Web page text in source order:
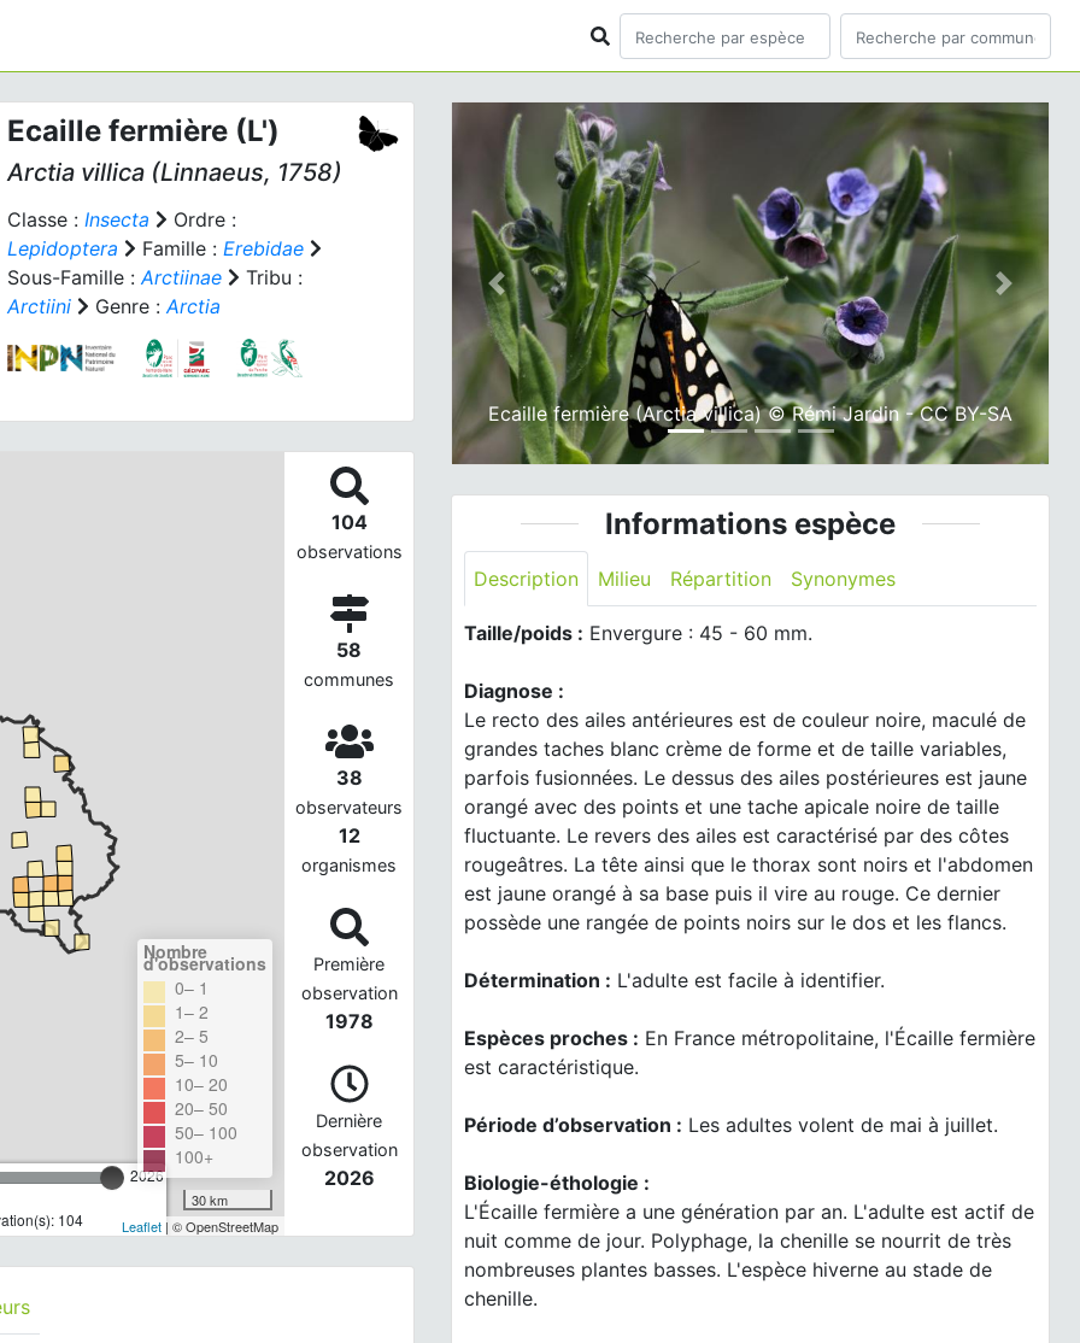
Ecaille fermière (L')
Arctia villica(Linnaeus, 1758)
Classe : Insecta
Ordre :
Lepidoptera
Famille : Erebidae
Sous-Famille :Arctiinae
Tribu :
Arctiini
Genre :Arctia
2026
104
Nombre
d'observations
0– 1
1– 2
2– 5
5– 10
10– 20
20– 50
50– 100
100+
30 km
Leaflet| © OpenStreetMap
104
observations
58
communes
38
observateurs
12
organismes
Première
observation
1978
Dernière
observation
2026
Ecaille fermière (Arctia villica) © Rémi Jardin - CC BY-SA
Previous Next
Informations espèce
Description Milieu Répartition Synonymes
Taille/poids : Envergure : 45 - 60 mm.
Diagnose :
Le recto des ailes antérieures est de couleur noire, maculé de
grandes taches blanc crème de forme et de taille variables,
parfois fusionnées. Le dessus des ailes postérieures est jaune
orangé avec des points et une tache apicale noire de taille
fluctuante. Le revers des ailes est caractérisé par des côtes
rougeâtres. La tête ainsi que le thorax sont noirs et l'abdomen
est jaune orangé à sa base puis il vire au rouge. Ce dernier
possède une rangée de points noirs sur le dos et les flancs.
Détermination : L'adulte est facile à identifier.
Espèces proches : En France métropolitaine, l'Écaille fermière
est caractéristique.
Période d’observation : Les adultes volent de mai à juillet.
Biologie-éthologie :
L'Écaille fermière a une génération par an. L'adulte est actif de
nuit comme de jour. Polyphage, la chenille se nourrit de très
nombreuses plantes basses. L'espèce hiverne au stade de
chenille.